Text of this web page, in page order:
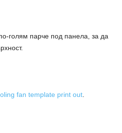
голям парче под панела, за да
fan template print out